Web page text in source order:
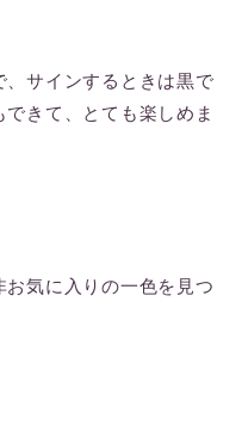
サインするときは黒で
きて、とても楽しめま
気に入りの一色を見つ